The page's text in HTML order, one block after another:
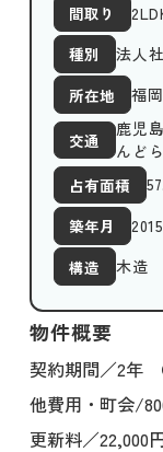
間取り
種別
法人
所在地
福
交通
鹿児
んど
占有面積
築年月
構造
木造
物件概要
契約期間／2年
他費用・町会/
更新料／22,000